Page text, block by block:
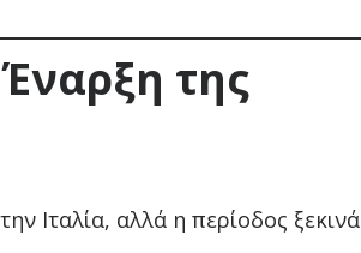
της
Ιταλία, αλλά η περίοδος ξεκινά